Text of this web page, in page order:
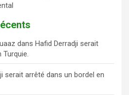
dans Hafid Derradji serait
Turquie.
serait arrêté dans un bordel en